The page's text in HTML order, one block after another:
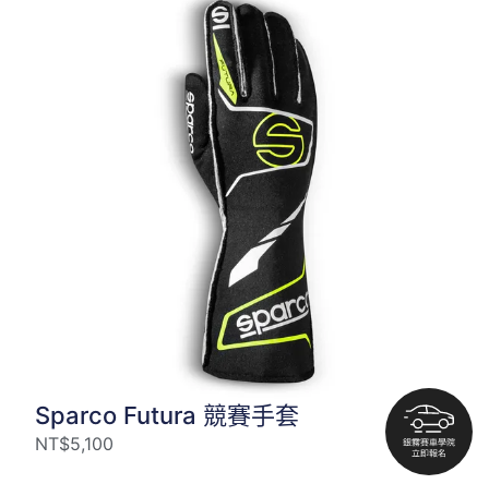
Sparco Futura 競賽手套
NT$5,100